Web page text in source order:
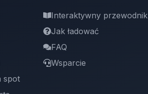
spot
Interaktywny przewodnik
Jak ładować
FAQ
Wsparcie